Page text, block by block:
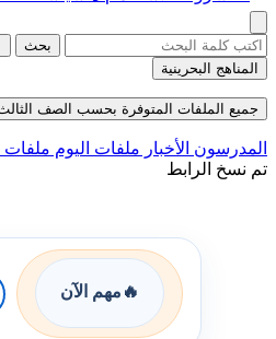
بحث
المناهج البحرينية
جميع الملفات المتوفرة بحسب الصف الثالث
المدرسون الأخبار ملفات اليوم
تم نسخ الرابط
🔥 مهم الآن